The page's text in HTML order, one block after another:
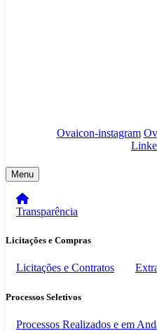
Ovaicon-instagram
Menu
Transparência
Licitações e Compras
Licitações e Contratos
Processos Seletivos
Processos Realizados e em